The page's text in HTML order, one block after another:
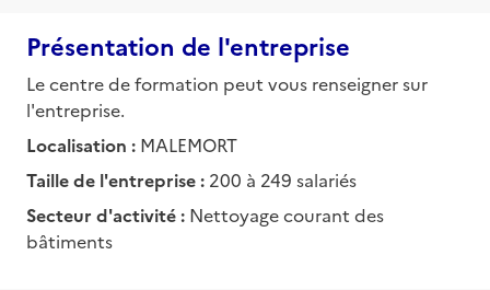
Présentation de l'entreprise
Le centre de formation peut vous renseigner sur
l'entreprise.
Localisation : MALEMORT
Taille de l'entreprise : 200 à 249 salariés
Secteur d'activité : Nettoyage courant des
bâtiments